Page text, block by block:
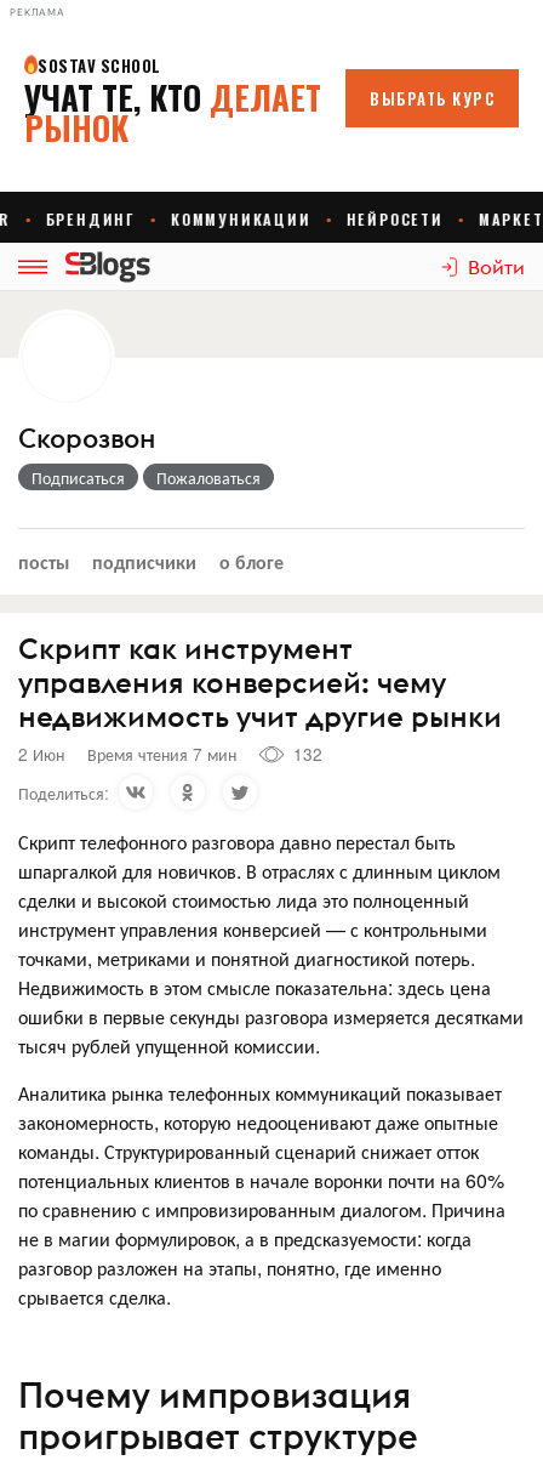
РЕКЛАМА
Войти
Скорозвон
Подписаться Пожаловаться
посты подписчики о блоге
Скрипт как инструмент
управления конверсией: чему
недвижимость учит другие рынки
2 Июн Время чтения 7 мин
132
Поделиться:
Скрипт телефонного разговора давно перестал быть
шпаргалкой для новичков. В отраслях с длинным циклом
сделки и высокой стоимостью лида это полноценный
инструмент управления конверсией — с контрольными
точками, метриками и понятной диагностикой потерь.
Недвижимость в этом смысле показательна: здесь цена
ошибки в первые секунды разговора измеряется десятками
тысяч рублей упущенной комиссии.
Аналитика рынка телефонных коммуникаций показывает
закономерность, которую недооценивают даже опытные
команды. Структурированный сценарий снижает отток
потенциальных клиентов в начале воронки почти на 60%
по сравнению с импровизированным диалогом. Причина
не в магии формулировок, а в предсказуемости: когда
разговор разложен на этапы, понятно, где именно
срывается сделка.
Почему импровизация
проигрывает структуре